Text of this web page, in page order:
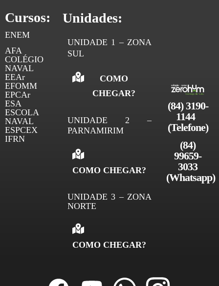
Cursos:
ENEM
AFA
COLÉGIO
NAVAL
EEAr
EFOMM
EPCAr
ESA
ESCOLA
NAVAL
ESPCEX
IFRN
Unidades:
UNIDADE 1 – ZONA
SUL
COMO
CHEGAR?
UNIDADE 2 –
PARNAMIRIM
COMO CHEGAR?
UNIDADE 3 – ZONA
NORTE
COMO CHEGAR?
(84) 3190-
1144
(Telefone)
(84)
99659-
3033
(Whatsapp)